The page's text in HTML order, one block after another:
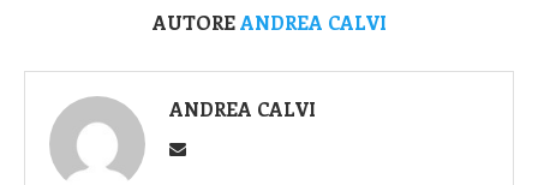
AUTOREANDREA CALVI
ANDREA CALVI